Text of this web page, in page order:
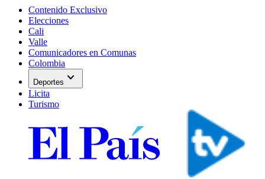
Contenido Exclusivo
Elecciones
Cali
Valle
Comunicadores en Comunas
Colombia
Deportes expand_more
Licita
Turismo